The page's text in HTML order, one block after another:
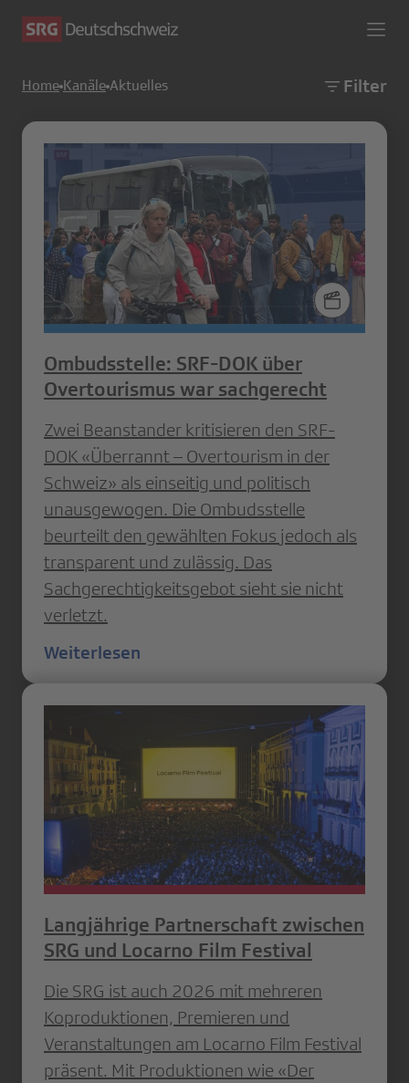
Home Kanäle Aktuelles Filter
Ombudsstelle: SRF-DOK über
Overtourismus war sachgerecht
Zwei Beanstander kritisieren den SRF-
DOK «Überrannt – Overtourism in der
Schweiz» als einseitig und politisch
unausgewogen. Die Ombudsstelle
beurteilt den gewählten Fokus jedoch als
transparent und zulässig. Das
Sachgerechtigkeitsgebot sieht sie nicht
verletzt.
Weiterlesen
Langjährige Partnerschaft zwischen
SRG und Locarno Film Festival
Die SRG ist auch 2026 mit mehreren
Koproduktionen, Premieren und
Veranstaltungen am Locarno Film Festival
präsent. Mit Produktionen wie «Der